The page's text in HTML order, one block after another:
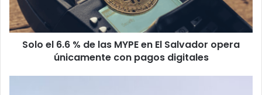
MYPE
en
El
Salvador
Solo el 6.6 % de las MYPE en El Salvador opera
únicamente con pagos digitales